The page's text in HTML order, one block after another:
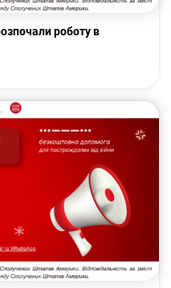
роботу в